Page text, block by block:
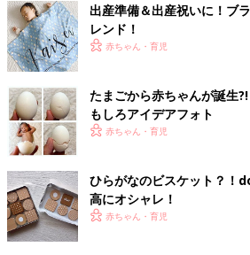
出産準備＆出産祝いに！ブ
レンド！
赤ちゃん・育児
たまごから赤ちゃんが誕生
もしろアイデアフォト
赤ちゃん・育児
ひらがなのビスケット？！
高にオシャレ！
赤ちゃん・育児